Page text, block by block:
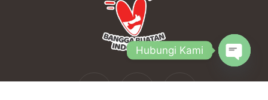
Hubungi Kami